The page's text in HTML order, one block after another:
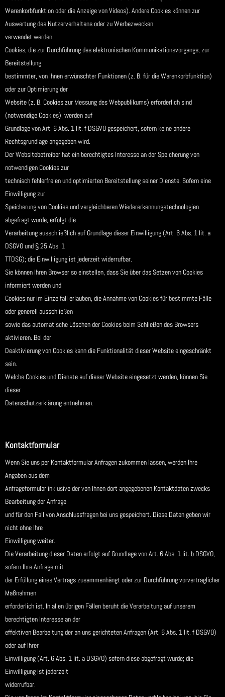
Warenkorbfunktion oder die Anzeige von Videos). Andere Cookies können zur
Auswertung des Nutzerverhaltens oder zu Werbezwecken
verwendet werden.
Cookies, die zur Durchführung des elektronischen Kommunikationsvorgangs, zur
Bereitstellung
bestimmter, von Ihnen erwünschter Funktionen (z. B. für die Warenkorbfunktion)
oder zur Optimierung der
Website (z. B. Cookies zur Messung des Webpublikums) erforderlich sind
(notwendige Cookies), werden auf
Grundlage von Art. 6 Abs. 1 lit. f DSGVO gespeichert, sofern keine andere
Rechtsgrundlage angegeben wird.
Der Websitebetreiber hat ein berechtigtes Interesse an der Speicherung von
notwendigen Cookies zur
technisch fehlerfreien und optimierten Bereitstellung seiner Dienste. Sofern eine
Einwilligung zur
Speicherung von Cookies und vergleichbaren Wiedererkennungstechnologien
abgefragt wurde, erfolgt die
Verarbeitung ausschließlich auf Grundlage dieser Einwilligung (Art. 6 Abs. 1 lit. a
DSGVO und § 25 Abs. 1
TTDSG); die Einwilligung ist jederzeit widerrufbar.
Sie können Ihren Browser so einstellen, dass Sie über das Setzen von Cookies
informiert werden und
Cookies nur im Einzelfall erlauben, die Annahme von Cookies für bestimmte Fälle
oder generell ausschließen
sowie das automatische Löschen der Cookies beim Schließen des Browsers
aktivieren. Bei der
Deaktivierung von Cookies kann die Funktionalität dieser Website eingeschränkt
sein.
Welche Cookies und Dienste auf dieser Website eingesetzt werden, können Sie
dieser
Datenschutzerklärung entnehmen.
Kontaktformular
Wenn Sie uns per Kontaktformular Anfragen zukommen lassen, werden Ihre
Angaben aus dem
Anfrageformular inklusive der von Ihnen dort angegebenen Kontaktdaten zwecks
Bearbeitung der Anfrage
und für den Fall von Anschlussfragen bei uns gespeichert. Diese Daten geben wir
nicht ohne Ihre
Einwilligung weiter.
Die Verarbeitung dieser Daten erfolgt auf Grundlage von Art. 6 Abs. 1 lit. b DSGVO,
sofern Ihre Anfrage mit
der Erfüllung eines Vertrags zusammenhängt oder zur Durchführung vorvertraglicher
Maßnahmen
erforderlich ist. In allen übrigen Fällen beruht die Verarbeitung auf unserem
berechtigten Interesse an der
effektiven Bearbeitung der an uns gerichteten Anfragen (Art. 6 Abs. 1 lit. f DSGVO)
oder auf Ihrer
Einwilligung (Art. 6 Abs. 1 lit. a DSGVO) sofern diese abgefragt wurde; die
Einwilligung ist jederzeit
widerrufbar.